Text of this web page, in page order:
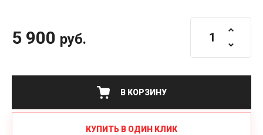
5 900 руб.
В КОРЗИНУ
КУПИТЬ В ОДИН КЛИК